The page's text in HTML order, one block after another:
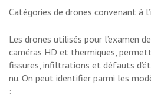
Catégories de drones convenant à
Les drones utilisés pour l’examen
caméras HD et thermiques,
fissures, infiltrations et défauts
nu. On peut identifier parmi les
: